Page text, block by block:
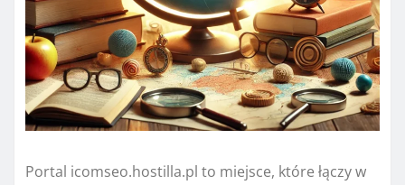
Portal icomseo.hostilla.pl to miejsce, które łączy w